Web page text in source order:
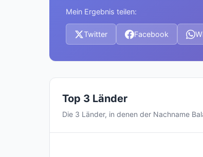
Mein Ergebnis teilen:
Twitter Facebook
Top 3 Länder
Die 3 Länder, in denen der Nachname